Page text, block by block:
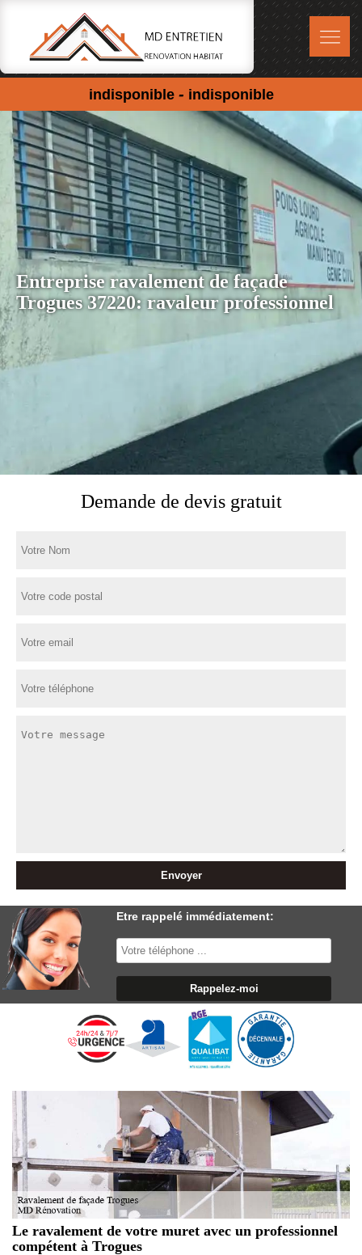
indisponible - indisponible
Entreprise ravalement de façade
Trogues 37220: ravaleur professionnel
Demande de devis gratuit
Etre rappelé immédiatement:
Le ravalement de votre muret avec un professionnel
compétent à Trogues